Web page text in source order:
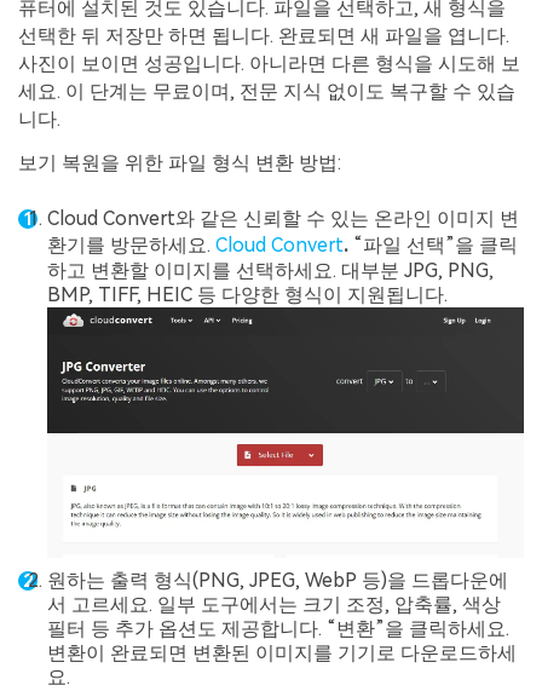
퓨터에 설치된 것도 있습니다. 파일을 선택하고, 새 형식을
선택한 뒤 저장만 하면 됩니다. 완료되면 새 파일을 엽니다.
사진이 보이면 성공입니다. 아니라면 다른 형식을 시도해 보
세요. 이 단계는 무료이며, 전문 지식 없이도 복구할 수 있습
니다.
보기 복원을 위한 파일 형식 변환 방법:
Cloud Convert와 같은 신뢰할 수 있는 온라인 이미지 변
환기를 방문하세요. Cloud Convert. “파일 선택”을 클릭
하고 변환할 이미지를 선택하세요. 대부분 JPG, PNG,
BMP, TIFF, HEIC 등 다양한 형식이 지원됩니다.
원하는 출력 형식(PNG, JPEG, WebP 등)을 드롭다운에
서 고르세요. 일부 도구에서는 크기 조정, 압축률, 색상
필터 등 추가 옵션도 제공합니다. “변환”을 클릭하세요.
변환이 완료되면 변환된 이미지를 기기로 다운로드하세
요.